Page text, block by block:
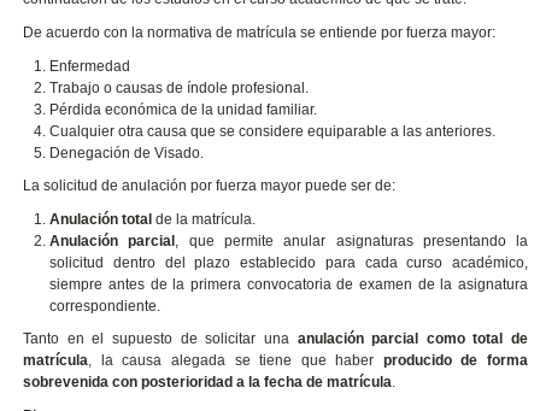
De acuerdo con la normativa de matrícula se entiende por fuerza mayor:
Enfermedad
Trabajo o causas de índole profesional.
Pérdida económica de la unidad familiar.
Cualquier otra causa que se considere equiparable a las anteriores.
Denegación de Visado.
La solicitud de anulación por fuerza mayor puede ser de:
Anulación totalde la matrícula.
Anulación parcial , que permite anular asignaturas presentando la
solicitud dentro del plazo establecido para cada curso académico,
siempre antes de la primera convocatoria de examen de la asignatura
correspondiente.
Tanto en el supuesto de solicitar una anulación parcial como total de
matrícula, la causa alegada se tiene que haber producido de forma
sobrevenida con posterioridad a la fecha de matrícula.